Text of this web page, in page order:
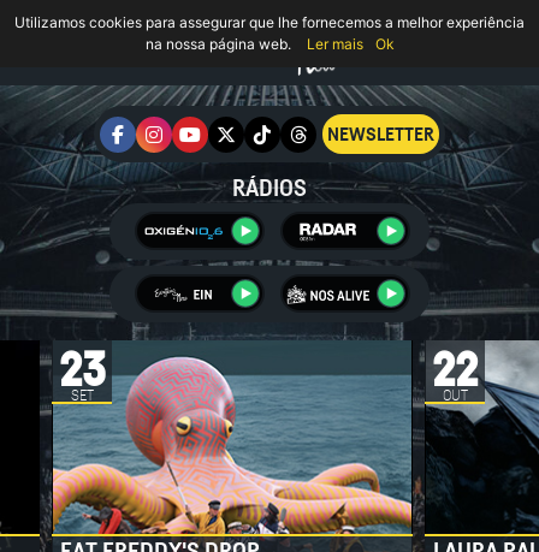
NEWSLETTER
RÁDIOS
22
OUT 05
JUN
Utilizamos cookies para assegurar que lhe fornecemos a melhor experiência
na nossa página web.
Ler mais Ok